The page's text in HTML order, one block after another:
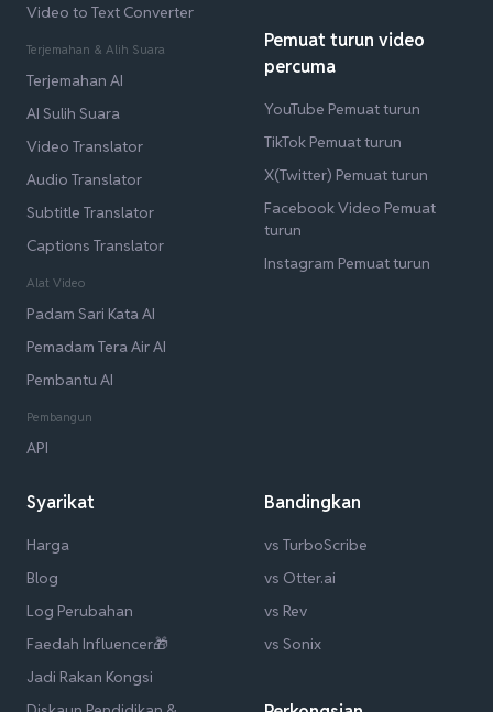
Video to Text Converter
Terjemahan & Alih Suara
Terjemahan AI
AI Sulih Suara
Video Translator
Audio Translator
Subtitle Translator
Captions Translator
Alat Video
Padam Sari Kata AI
Pemadam Tera Air AI
Pembantu AI
Pembangun
API
Pemuat turun video
percuma
YouTube Pemuat turun
TikTok Pemuat turun
X(Twitter) Pemuat turun
Facebook Video Pemuat
turun
Instagram Pemuat turun
Syarikat
Harga
Blog
Log Perubahan
Faedah Influencer🎁
Jadi Rakan Kongsi
Bandingkan
vs TurboScribe
vs Otter.ai
vs Rev
vs Sonix